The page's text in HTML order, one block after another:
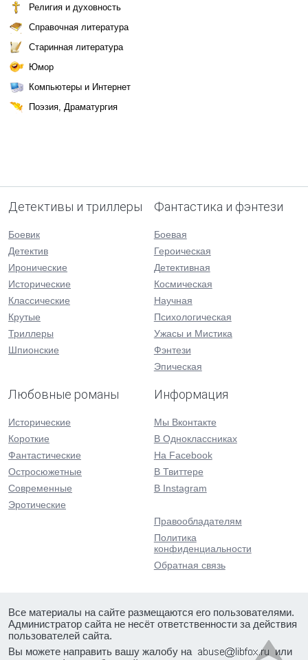
Религия и духовность
Справочная литература
Старинная литература
Юмор
Компьютеры и Интернет
Поэзия, Драматургия
Детективы и триллеры
Боевик
Детектив
Иронические
Исторические
Классические
Крутые
Триллеры
Шпионские
Фантастика и фэнтези
Боевая
Героическая
Детективная
Космическая
Научная
Психологическая
Ужасы и Мистика
Фэнтези
Эпическая
Любовные романы
Исторические
Короткие
Фантастические
Остросюжетные
Современные
Эротические
Информация
Мы Вконтакте
В Одноклассниках
На Facebook
В Твиттере
В Instagram
Правообладателям
Политика
конфиденциальности
Обратная связь
Все материалы на сайте размещаются его пользователями.
Администратор сайта не несёт ответственности за действия
пользователей сайта.
Вы можете направить вашу жалобу на
или